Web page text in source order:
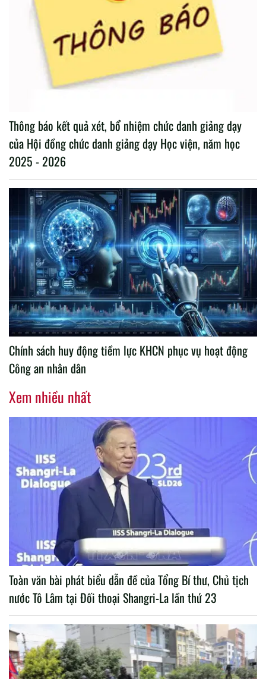
Thông báo kết quả xét, bổ nhiệm chức danh giảng dạy
của Hội đồng chức danh giảng dạy Học viện, năm học
2025 - 2026
Chính sách huy động tiềm lực KHCN phục vụ hoạt động
Công an nhân dân
Xem nhiều nhất
Toàn văn bài phát biểu dẫn đề của Tổng Bí thư, Chủ tịch
nước Tô Lâm tại Đối thoại Shangri-La lần thứ 23